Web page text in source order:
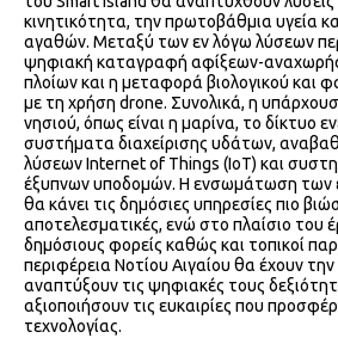
κινητικότητα, την πρωτοβάθμια υγεία
αγαθών. Μεταξύ των εν λόγω λύσεων
ψηφιακή καταγραφή αφίξεων-
πλοίων και η μεταφορά βιολογικού και
με τη χρήση drone. Συνολικά, η
νησιού, όπως είναι η μαρίνα, το δίκτυο
συστήματα διαχείρισης υδάτων,
λύσεων Internet of Things (IoT) και
έξυπνων υποδομών. Η ενσωμάτωση των
θα κάνει τις δημόσιες υπηρεσίες πιο
αποτελεσματικές, ενώ στο πλαίσιο του
δημόσιους φορείς καθώς και τοπικοί
περιφέρεια Νοτίου Αιγαίου θα έχουν την
αναπτύξουν τις ψηφιακές τους
αξιοποιήσουν τις ευκαιρίες που
τεχνολογίας.